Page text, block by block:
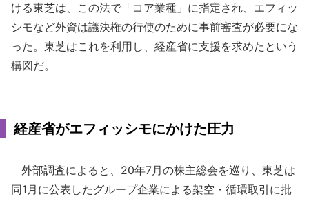
ける東芝は、この法で「コア業種」に指定され、エフィッ
シモなど外資は議決権の行使のために事前審査が必要にな
った。東芝はこれを利用し、経産省に支援を求めたという
構図だ。
経産省がエフィッシモにかけた圧力
外部調査によると、20年7月の株主総会を巡り、東芝は
同1月に公表したグループ企業による架空・循環取引に批